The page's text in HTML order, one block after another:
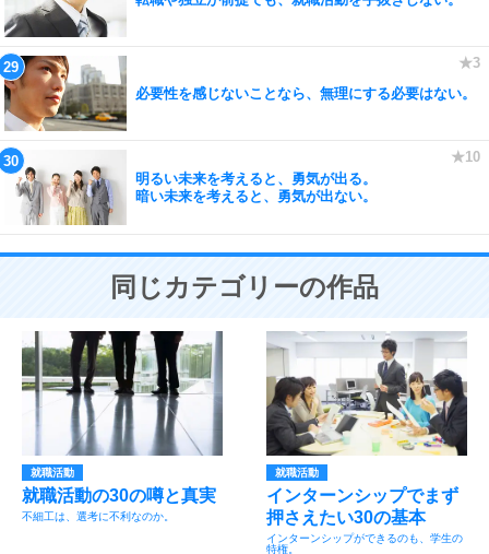
必要性を感じないことなら、無理にする必要はない。
明るい未来を考えると、勇気が出る。
暗い未来を考えると、勇気が出ない。
同じカテゴリーの作品
就職活動
就職活動の30の噂と真実
不細工は、選考に不利なのか。
就職活動
インターンシップでまず
押さえたい30の基本
インターンシップができるのも、学生の
特権。